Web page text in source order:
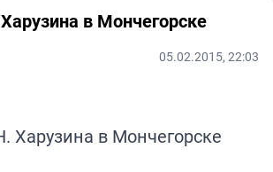
в Мончегорске
05.02.2015, 22:03